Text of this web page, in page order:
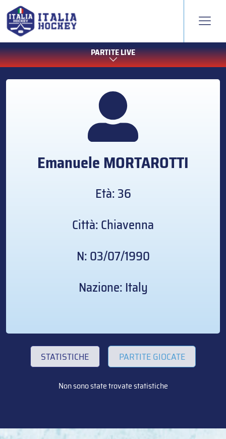
PARTITE LIVE
EmanueleMORTAROTTI
Età: 36
Città: Chiavenna
N: 03/07/1990
Nazione: Italy
STATISTICHE PARTITE GIOCATE
Non sono state trovate statistiche